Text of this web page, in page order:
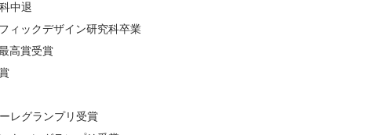
中退
ィックデザイン研究科卒業
高賞受賞
レグランプリ受賞